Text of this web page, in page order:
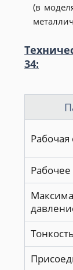
(в
34:
Рабочая